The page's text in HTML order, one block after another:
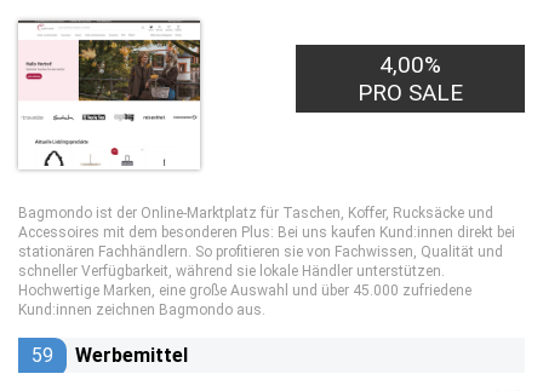
4,00%
PRO SALE
Bagmondo ist der Online-Marktplatz für Taschen, Koffer, Rucksäcke und
Accessoires mit dem besonderen Plus: Bei uns kaufen Kund:innen direkt bei
stationären Fachhändlern. So profitieren sie von Fachwissen, Qualität und
schneller Verfügbarkeit, während sie lokale Händler unterstützen.
Hochwertige Marken, eine große Auswahl und über 45.000 zufriedene
Kund:innen zeichnen Bagmondo aus.
59 Werbemittel